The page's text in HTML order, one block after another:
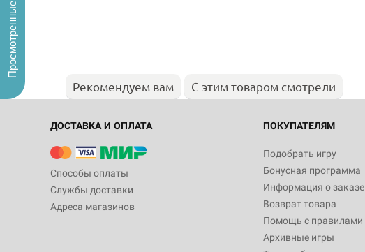
Рекомендуем вам С этим товаром смотрели
ДОСТАВКА И ОПЛАТА
Способы оплаты
Службы доставки
Адреса магазинов
ПОКУПАТЕЛЯМ
Подобрать игру
Бонусная программа
Информация о заказе
Возврат товара
Помощь с правилами
Архивные игры
Просмотренные